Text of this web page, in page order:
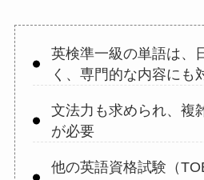
英検準一級の単語は、
く、専門的な内容にも
文法力も求められ、複
が必要
他の英語資格試験（